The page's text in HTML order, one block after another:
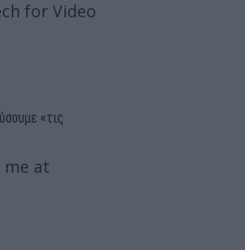
for Video
«τις
at